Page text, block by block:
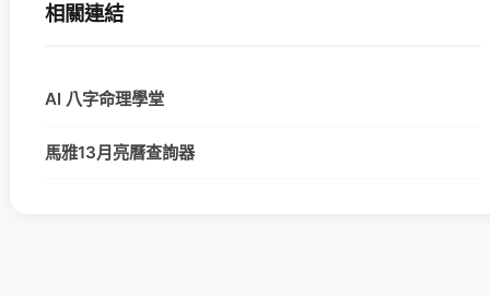
相關連結
AI 八字命理學堂
馬雅13月亮曆查詢器